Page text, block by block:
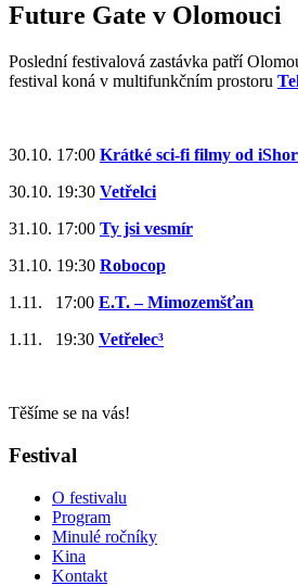
Future Gate v Olomouci
Poslední festivalová zastávka patří
festival koná v multifunkčním prostoru
30.10. 17:00 Krátké sci-fi filmy od
30.10. 19:30 Vetřelci
31.10. 17:00 Ty jsi vesmír
31.10. 19:30 Robocop
1.11. 17:00 E.T. – Mimozemšťan
1.11. 19:30 Vetřelec³
Těšíme se na vás!
Festival
O festivalu
Program
Minulé ročníky
Kina
Kontakt